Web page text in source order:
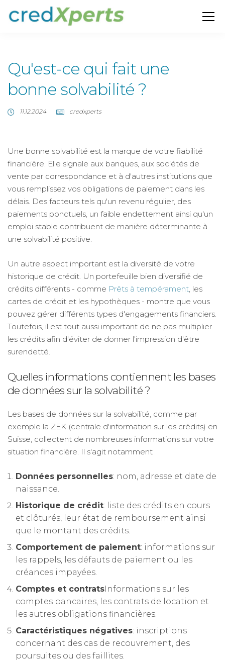
Qu'est-ce qui fait une
bonne solvabilité ?
11.12.2024 credxperts
Une bonne solvabilité est la marque de votre fiabilité
financière. Elle signale aux banques, aux sociétés de
vente par correspondance et à d'autres institutions que
vous remplissez vos obligations de paiement dans les
délais. Des facteurs tels qu'un revenu régulier, des
paiements ponctuels, un faible endettement ainsi qu'un
emploi stable contribuent de manière déterminante à
une solvabilité positive.
Un autre aspect important est la diversité de votre
historique de crédit. Un portefeuille bien diversifié de
crédits différents - comme Prêts à tempérament, les
cartes de crédit et les hypothèques - montre que vous
pouvez gérer différents types d'engagements financiers.
Toutefois, il est tout aussi important de ne pas multiplier
les crédits afin d'éviter de donner l'impression d'être
surendetté.
Quelles informations contiennent les bases
de données sur la solvabilité ?
Les bases de données sur la solvabilité, comme par
exemple la ZEK (centrale d'information sur les crédits) en
Suisse, collectent de nombreuses informations sur votre
situation financière. Il s'agit notamment
Données personnelles: nom, adresse et date de
naissance.
Historique de crédit: liste des crédits en cours
et clôturés, leur état de remboursement ainsi
que le montant des crédits.
Comportement de paiement: informations sur
les rappels, les défauts de paiement ou les
créances impayées.
Comptes et contratsInformations sur les
comptes bancaires, les contrats de location et
les autres obligations financières.
Caractéristiques négatives: inscriptions
concernant des cas de recouvrement, des
poursuites ou des faillites.